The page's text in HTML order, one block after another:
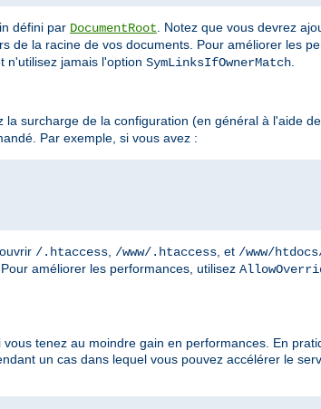
défini par DocumentRoot. Notez que vous devrez
de la racine de vos documents. Pour améliorer les
n'utilisez jamais l'option SymLinksIfOwnerMatch.
surcharge de la configuration (en général à l'aide
Par exemple, si vous avez :
/.htaccess /www/.htaccess , et /www/
. Pour améliorer les performances, utilisez
tenez au moindre gain en performances. En
un cas dans lequel vous pouvez accélérer le